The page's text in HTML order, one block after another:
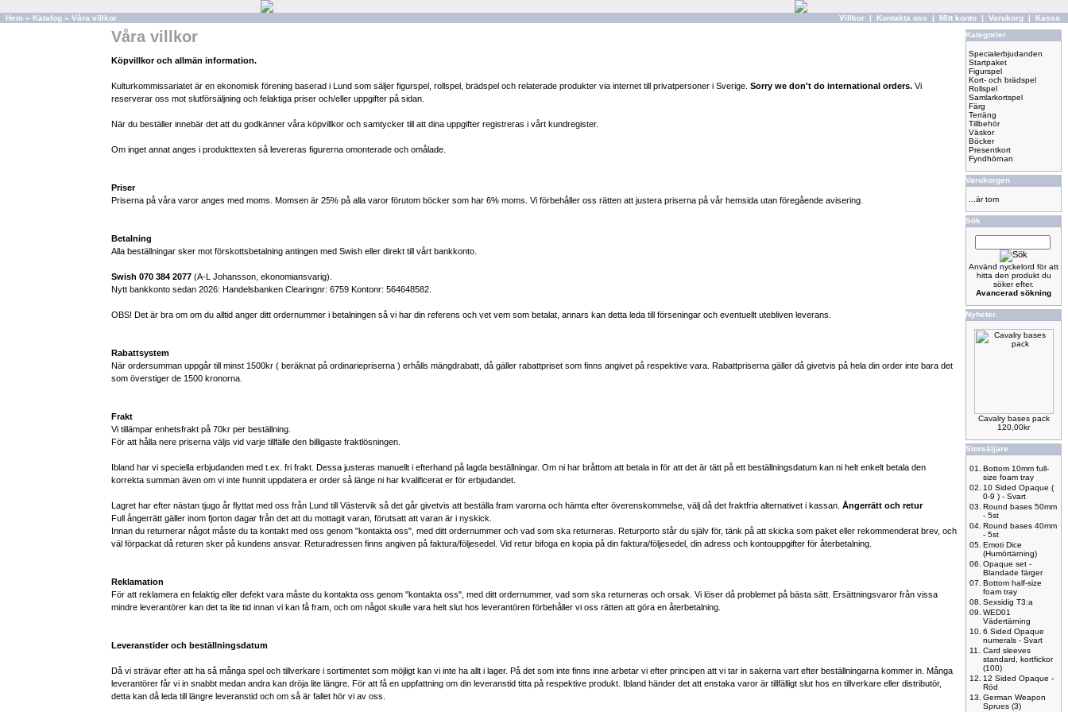
Hem » Katalog » Våra villkor Villkor | Kontakta oss | Mitt konto | Varukorg | Kassa
Våra villkor
Köpvillkor och allmän information.
Kulturkommissariatet är en ekonomisk förening baserad i Lund som säljer figurspel, rollspel, brädspel och relaterade produkter via internet till privatpersoner i Sverige. Sorry we don't do international orders. Vi
reserverar oss mot slutförsäljning och felaktiga priser och/eller uppgifter på sidan.
När du beställer innebär det att du godkänner våra köpvillkor och samtycker till att dina uppgifter registreras i vårt kundregister.
Om inget annat anges i produkttexten så levereras figurerna omonterade och omålade.
Priser
Priserna på våra varor anges med moms. Momsen är 25% på alla varor förutom böcker som har 6% moms. Vi förbehåller oss rätten att justera priserna på vår hemsida utan föregående avisering.
Betalning
Alla beställningar sker mot förskottsbetalning antingen med Swish eller direkt till vårt bankkonto.
Swish 070 384 2077 (A-L Johansson, ekonomiansvarig).
Nytt bankkonto sedan 2026: Handelsbanken Clearingnr: 6759 Kontonr: 564648582.
OBS! Det är bra om om du alltid anger ditt ordernummer i betalningen så vi har din referens och vet vem som betalat, annars kan detta leda till förseningar och eventuellt utebliven leverans.
Rabattsystem
När ordersumman uppgår till minst 1500kr ( beräknat på ordinariepriserna ) erhålls mängdrabatt, då gäller rabattpriset som finns angivet på respektive vara. Rabattpriserna gäller då givetvis på hela din order inte bara det
som överstiger de 1500 kronorna.
Frakt
Vi tillämpar enhetsfrakt på 70kr per beställning.
För att hålla nere priserna väljs vid varje tillfälle den billigaste fraktlösningen.
Ibland har vi speciella erbjudanden med t.ex. fri frakt. Dessa justeras manuellt i efterhand på lagda beställningar. Om ni har bråttom att betala in för att det är tätt på ett beställningsdatum kan ni helt enkelt betala den
korrekta summan även om vi inte hunnit uppdatera er order så länge ni har kvalificerat er för erbjudandet.
Lagret har efter nästan tjugo år flyttat med oss från Lund till Västervik så det går givetvis att beställa fram varorna och hämta efter överenskommelse, välj då det fraktfria alternativet i kassan. Ångerrätt och retur
Full ångerrätt gäller inom fjorton dagar från det att du mottagit varan, förutsatt att varan är i nyskick.
Innan du returnerar något måste du ta kontakt med oss genom "kontakta oss" , med ditt ordernummer och vad som ska returneras. Returporto står du själv för, tänk på att skicka som paket eller rekommenderat brev, och
väl förpackat då returen sker på kundens ansvar. Returadressen finns angiven på faktura/följesedel. Vid retur bifoga en kopia på din faktura/följesedel, din adress och kontouppgifter för återbetalning.
Reklamation
För att reklamera en felaktig eller defekt vara måste du kontakta oss genom "kontakta oss" , med ditt ordernummer, vad som ska returneras och orsak. Vi löser då problemet på bästa sätt. Ersättningsvaror från vissa
mindre leverantörer kan det ta lite tid innan vi kan få fram, och om något skulle vara helt slut hos leverantören förbehåller vi oss rätten att göra en återbetalning.
Leveranstider och beställningsdatum
Då vi strävar efter att ha så många spel och tillverkare i sortimentet som möjligt kan vi inte ha allt i lager. På det som inte finns inne arbetar vi efter principen att vi tar in sakerna vart efter beställningarna kommer in. Många
leverantörer får vi in snabbt medan andra kan dröja lite längre. För att få en uppfattning om din leveranstid titta på respektive produkt. Ibland händer det att enstaka varor är tillfälligt slut hos en tillverkare eller distributör,
detta kan då leda till längre leveranstid och om så är fallet hör vi av oss.
Kategorier
Specialerbjudanden
Startpaket
Figurspel
Kort- och brädspel
Rollspel
Samlarkortspel
Färg
Terräng
Tillbehör
Väskor
Böcker
Presentkort
Fyndhörnan
Varukorgen
...är tom
Sök
Använd nyckelord för att
hitta den produkt du
söker efter.
Avancerad sökning
Nyheter.
Cavalry bases pack
120,00kr
Storsäljare
01.
Bottom 10mm full-
size foam tray
02.
10 Sided Opaque (
0-9 ) - Svart
03. Round bases 50mm
- 5st
04. Round bases 40mm
- 5st
05. Emoti Dice
(Humörtärning)
06. Opaque set -
Blandade färger
07. Bottom half-size
foam tray
08. Sexsidig T3:a
09. WED01
Vädertärning
10. 6 Sided Opaque
numerals - Svart
11.
Card sleeves
standard, kortfickor
(100)
12.
12 Sided Opaque -
Röd
13. German Weapon
Sprues (3)